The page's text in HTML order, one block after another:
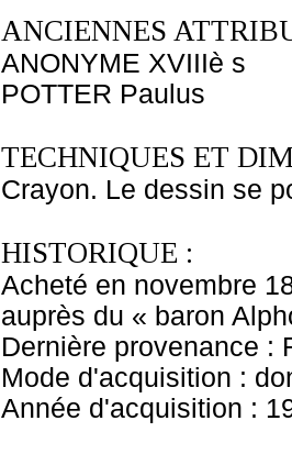
ANCIENNES
ANONYME XVIIIè s
POTTER Paulus
TECHNIQUES ET
Crayon. Le dessin se
HISTORIQUE :
Acheté en novembre
auprès du « baron
Dernière provenance :
Mode d'acquisition :
Année d'acquisition :